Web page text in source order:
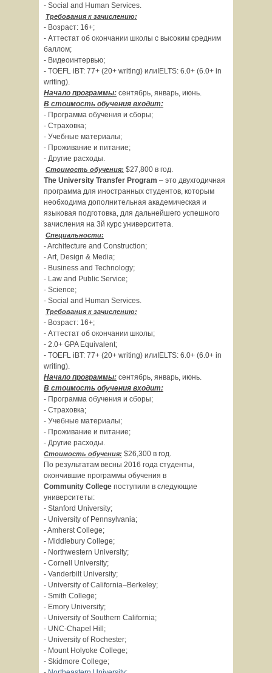
- Social and Human Services.
Требования к зачислению:
- Возраст: 16+;
- Аттестат об окончании школы с высоким средним
баллом;
- Видеоинтервью;
- TOEFL iBT: 77+ (20+ writing) илиIELTS: 6.0+ (6.0+ in
writing).
Начало программы: сентябрь, январь, июнь.
В стоимость обучения входит:
- Программа обучения и сборы;
- Страховка;
- Учебные материалы;
- Проживание и питание;
- Другие расходы.
Стоимость обучения: $27,800 в год.
The University Transfer Program – это двухгодичная
программа для иностранных студентов, которым
необходима дополнительная академическая и
языковая подготовка, для дальнейшего успешного
зачисления на 3й курс университета.
Специальности:
- Architecture and Construction;
- Art, Design & Media;
- Business and Technology;
- Law and Public Service;
- Science;
- Social and Human Services.
Требования к зачислению:
- Возраст: 16+;
- Аттестат об окончании школы;
- 2.0+ GPA Equivalent;
- TOEFL iBT: 77+ (20+ writing) илиIELTS: 6.0+ (6.0+ in
writing).
Начало программы: сентябрь, январь, июнь.
В стоимость обучения входит:
- Программа обучения и сборы;
- Страховка;
- Учебные материалы;
- Проживание и питание;
- Другие расходы.
Стоимость обучения: $26,300 в год.
По результатам весны 2016 года студенты,
окончившие программы обучения в
Community College поступили в следующие
университеты:
- Stanford University;
- University of Pennsylvania;
- Amherst College;
- Middlebury College;
- Northwestern University;
- Cornell University;
- Vanderbilt University;
- University of California–Berkeley;
- Smith College;
- Emory University;
- University of Southern California;
- UNC-Chapel Hill;
- University of Rochester;
- Mount Holyoke College;
- Skidmore College;